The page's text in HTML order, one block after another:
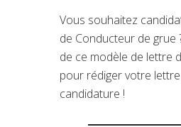
Vous souhaitez
de Conducteur de grue
de ce modèle de lettre
pour rédiger votre
candidature !